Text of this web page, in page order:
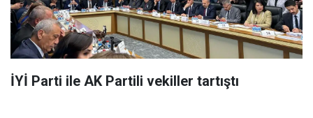
İYİ Parti ile AK Partili vekiller tartıştı